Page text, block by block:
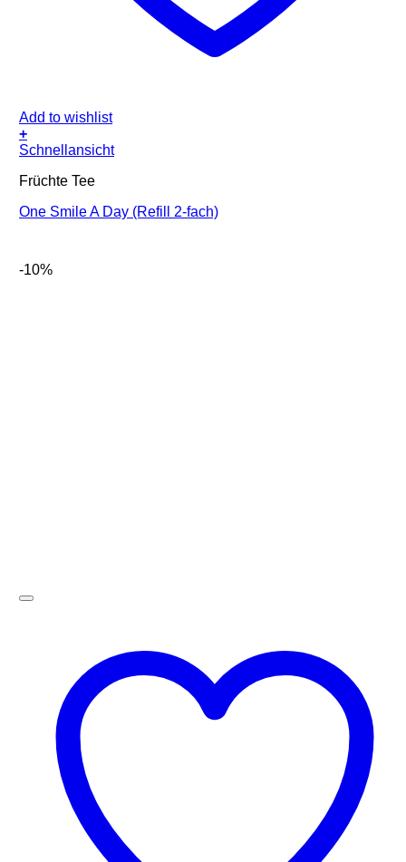
Add to wishlist
+
Schnellansicht
Früchte Tee
One Smile A Day (Refill 2-fach)
-10%